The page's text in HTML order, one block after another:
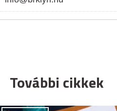
További cikkek